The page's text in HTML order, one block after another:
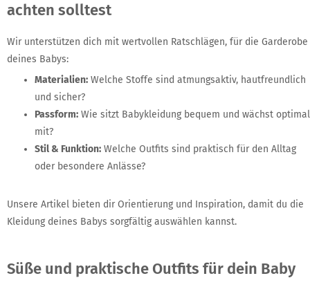
achten solltest
Wir unterstützen dich mit wertvollen Ratschlägen, für die Garderobe
deines Babys:
Materialien: Welche Stoffe sind atmungsaktiv, hautfreundlich
und sicher?
Passform: Wie sitzt Babykleidung bequem und wächst optimal
mit?
Stil & Funktion: Welche Outfits sind praktisch für den Alltag
oder besondere Anlässe?
Unsere Artikel bieten dir Orientierung und Inspiration, damit du die
Kleidung deines Babys sorgfältig auswählen kannst.
Süße und praktische Outfits für dein Baby